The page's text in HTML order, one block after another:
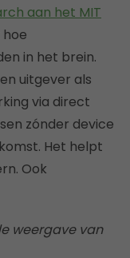
aan het MIT
in het brein.
uitgever als
via direct
zónder device
Het helpt
Ook
weergave van